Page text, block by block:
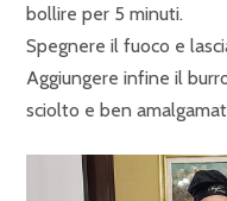
bollire per 5 minuti.
Spegnere il fuoco e
Aggiungere infine il
sciolto e ben